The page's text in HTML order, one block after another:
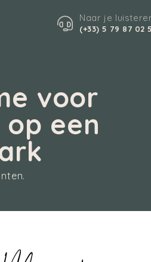
Naar je
(+33) 5 79 87 02
voor
een